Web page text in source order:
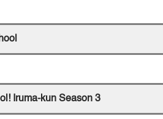
Iruma-kun Season 3